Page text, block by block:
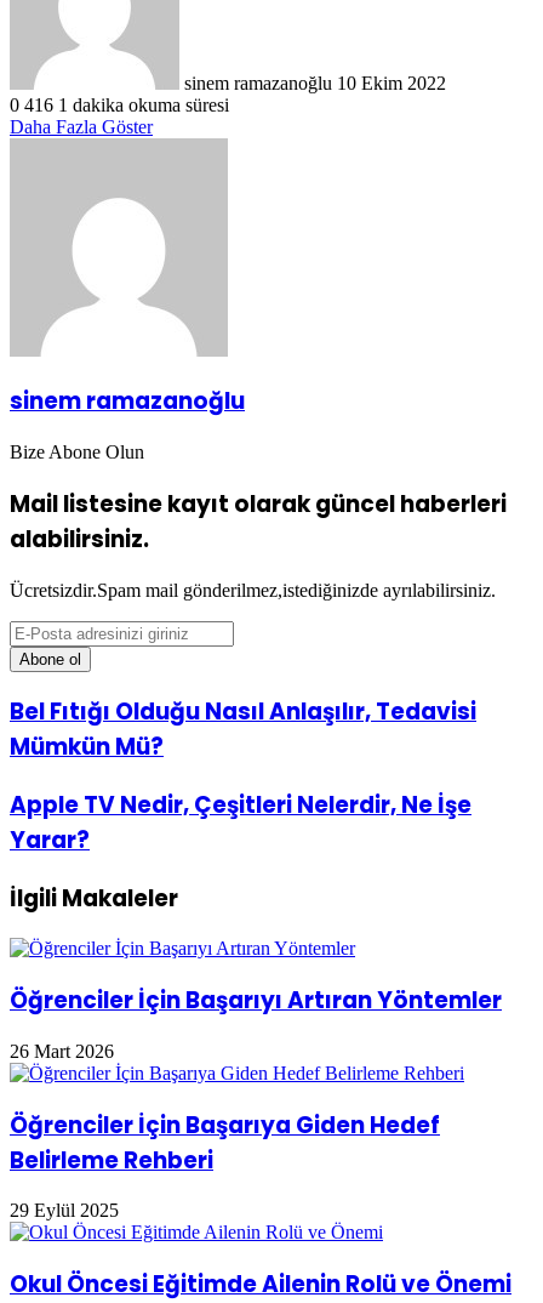
sinem ramazanoğlu 10 Ekim 2022
0 416 1 dakika okuma süresi
Daha Fazla Göster
sinem ramazanoğlu
Bize Abone Olun
Mail listesine kayıt olarak güncel haberleri
alabilirsiniz.
Ücretsizdir.Spam mail gönderilmez,istediğinizde ayrılabilirsiniz.
E-
Posta
adresinizi
Bel
Fıtığı
Olduğu
Tedavisi
Mümkün
Mü?
Bel Fıtığı Olduğu Nasıl Anlaşılır, Tedavisi
Mümkün Mü?
Apple
TV
Nedir,
Nelerdir,
Ne
Yarar?
Apple TV Nedir, Çeşitleri Nelerdir, Ne İşe
Yarar?
İlgili Makaleler
Öğrenciler İçin Başarıyı Artıran Yöntemler
26 Mart 2026
Öğrenciler İçin Başarıya Giden Hedef
Belirleme Rehberi
29 Eylül 2025
Okul Öncesi Eğitimde Ailenin Rolü ve Önemi